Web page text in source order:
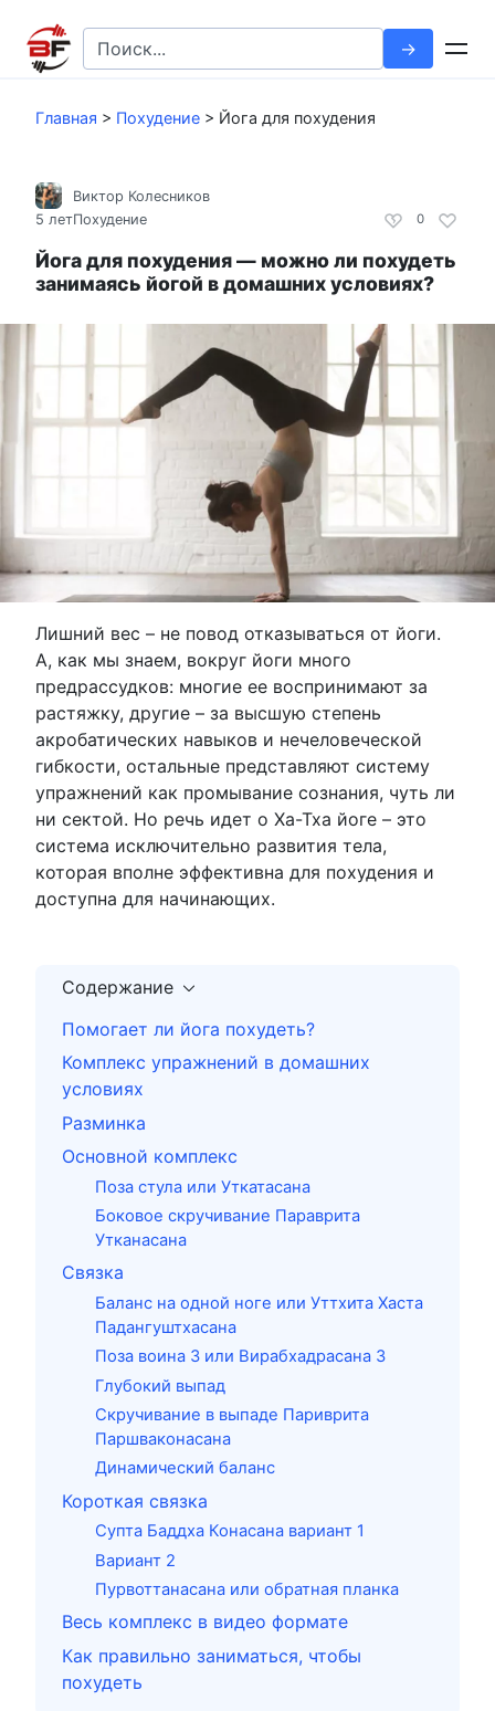
контенту
Search
for:
Главная > Похудение > Йога для похудения
0
Виктор Колесников
5 летПохудение
Йога для похудения — можно ли похудеть
занимаясь йогой в домашних условиях?
Лишний вес – не повод отказываться от йоги.
А, как мы знаем, вокруг йоги много
предрассудков: многие ее воспринимают за
растяжку, другие – за высшую степень
акробатических навыков и нечеловеческой
гибкости, остальные представляют систему
упражнений как промывание сознания, чуть ли
ни сектой. Но речь идет о Ха-Тха йоге – это
система исключительно развития тела,
которая вполне эффективна для похудения и
доступна для начинающих.
Содержание
Помогает ли йога похудеть?
Комплекс упражнений в домашних
условиях
Разминка
Основной комплекс
Поза стула или Уткатасана
Боковое скручивание Параврита
Утканасана
Связка
Баланс на одной ноге или Уттхита Хаста
Падангуштхасана
Поза воина 3 или Вирабхадрасана 3
Глубокий выпад
Скручивание в выпаде Париврита
Паршваконасана
Динамический баланс
Короткая связка
Супта Баддха Конасана вариант 1
Вариант 2
Пурвоттанасана или обратная планка
Весь комплекс в видео формате
Как правильно заниматься, чтобы
похудеть